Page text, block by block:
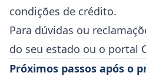
condições de crédito.
Para dúvidas ou
do seu estado ou o portal
Próximos passos após o